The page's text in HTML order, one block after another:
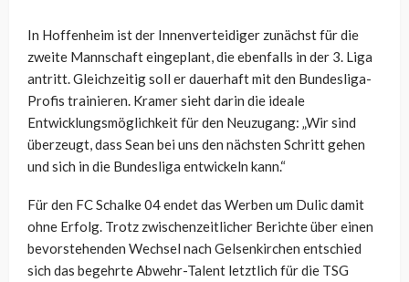
In Hoffenheim ist der Innenverteidiger zunächst für die
zweite Mannschaft eingeplant, die ebenfalls in der 3. Liga
antritt. Gleichzeitig soll er dauerhaft mit den Bundesliga-
Profis trainieren. Kramer sieht darin die ideale
Entwicklungsmöglichkeit für den Neuzugang: „Wir sind
überzeugt, dass Sean bei uns den nächsten Schritt gehen
und sich in die Bundesliga entwickeln kann.“
Für den FC Schalke 04 endet das Werben um Dulic damit
ohne Erfolg. Trotz zwischenzeitlicher Berichte über einen
bevorstehenden Wechsel nach Gelsenkirchen entschied
sich das begehrte Abwehr-Talent letztlich für die TSG